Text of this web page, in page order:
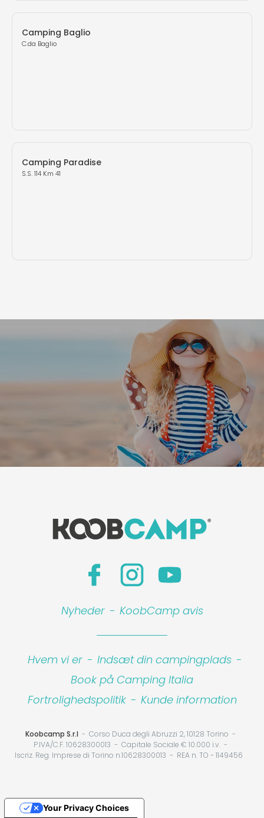
Camping Baglio
C.da Baglio
Camping Paradise
S.S. 114 Km 41
Nyheder - KoobCamp avis
Hvem vi er - Indsæt din campingplads -
Book på Camping Italia
Fortrolighedspolitik - Kunde information
Koobcamp S.r.l
Corso Duca degli Abruzzi 2, 10128 Torino
P.IVA/C.F. 10628300013
Capitale Sociale € 10.000 i.v.
Iscriz. Reg. Imprese di Torino n.10628300013
REA n. TO - 1149456
Your Privacy Choices